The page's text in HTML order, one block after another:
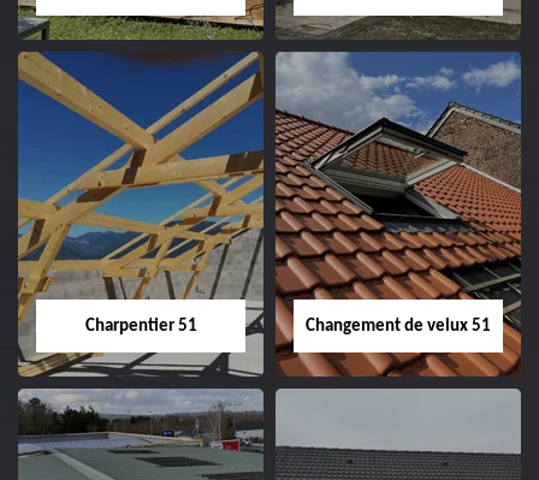
Entreprise de
couverture 51
Démoussage de
toiture 51
Charpentier 51 Changement de velux 51